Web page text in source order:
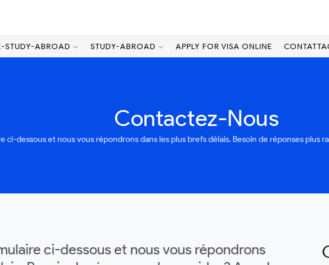
STUDY-ABROAD STUDY-ABROAD APPLY FOR VISA ONLINE
Contactez-Nous
ci-dessous et nous vous répondrons dans les plus brefs délais. Besoin de réponses plus
ci-dessous et nous vous répondrons